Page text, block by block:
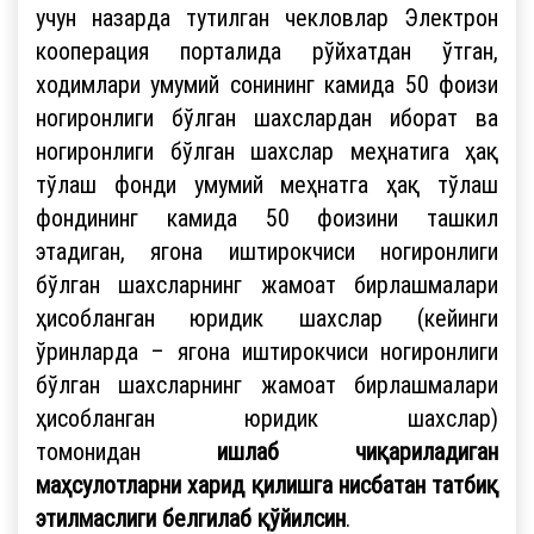
учун назарда тутилган чекловлар Электрон
кооперация порталида рўйхатдан ўтган,
ходимлари умумий сонининг камида 50 фоизи
ногиронлиги бўлган шахслардан иборат ва
ногиронлиги бўлган шахслар меҳнатига ҳақ
тўлаш фонди умумий меҳнатга ҳақ тўлаш
фондининг камида 50 фоизини ташкил
этадиган, ягона иштирокчиси ногиронлиги
бўлган шахсларнинг жамоат бирлашмалари
ҳисобланган юридик шахслар (кейинги
ўринларда – ягона иштирокчиси ногиронлиги
бўлган шахсларнинг жамоат бирлашмалари
ҳисобланган юридик шахслар)
томонидан ишлаб чиқариладиган
маҳсулотларни харид қилишга нисбатан татбиқ
этилмаслиги белгилаб қўйилсин.